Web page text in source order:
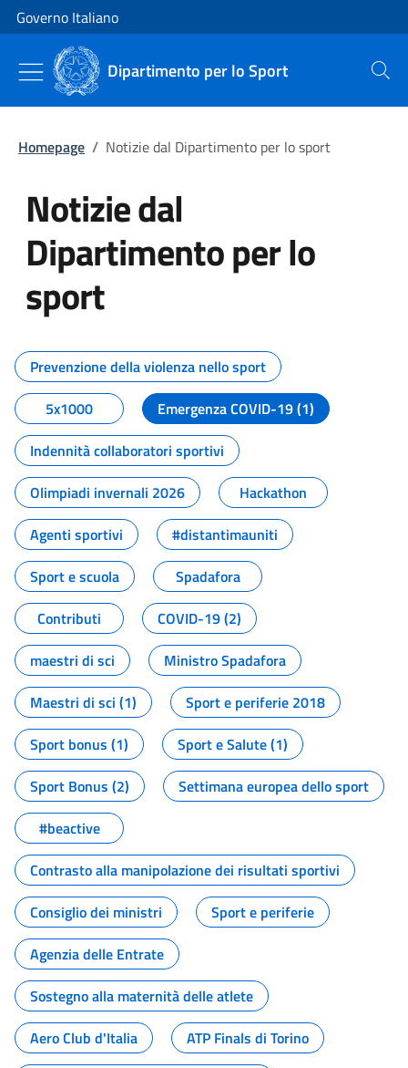
Vai al contenuto
Vai alla navigazione del sito
Governo Italiano
Dipartimento per lo Sport Cerca
Homepage / Notizie dal Dipartimento per lo sport
Notizie dal
Dipartimento per lo
sport
Tutti i contenuti della pagina
Prevenzione della violenza nello sport
5x1000
Emergenza COVID-19 (1)
Indennità collaboratori sportivi
Olimpiadi invernali 2026
Hackathon
Agenti sportivi
#distantimauniti
Sport e scuola
Spadafora
Contributi
COVID-19 (2)
maestri di sci
Ministro Spadafora
Maestri di sci (1)
Sport e periferie 2018
Sport bonus (1)
Sport e Salute (1)
Sport Bonus (2)
Settimana europea dello sport
#beactive
Contrasto alla manipolazione dei risultati sportivi
Consiglio dei ministri
Sport e periferie
Agenzia delle Entrate
Sostegno alla maternità delle atlete
Aero Club d'Italia
ATP Finals di Torino